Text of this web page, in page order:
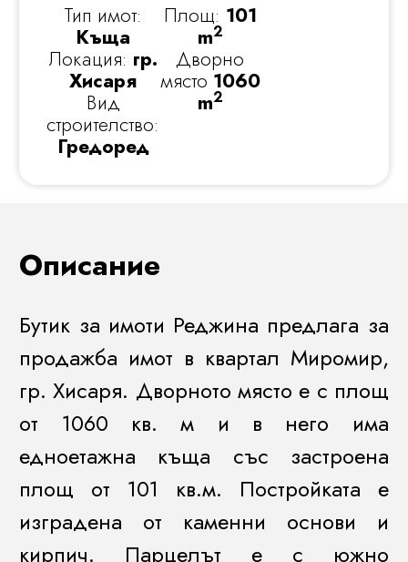
Тип имот:
Къща
Локация: гр.
Хисаря
Вид
строителство:
Гредоред
Площ: 101
m2
Дворно
място 1060
m2
Описание
Бутик за имоти Реджина предлага за
продажба имот в квартал Миромир,
гр. Хисаря. Дворното място е с площ
от 1060 кв. м и в него има
едноетажна къща със застроена
площ от 101 кв.м. Постройката е
изградена от каменни основи и
кирпич. Парцелът е с южно